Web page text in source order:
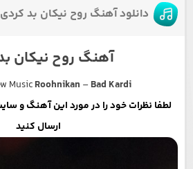
دانلود آهنگ روح نیکان بد کردی
آهنگ روح نیکان
MusicRoohnikan – Bad Kardi
لطفا نظرات خود را در مورد این آهنگ و
ارسال کنید